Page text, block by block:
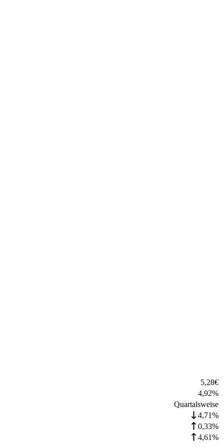
5,28€
4,92%
Quartalsweise
4,71%
0,33%
4,61%